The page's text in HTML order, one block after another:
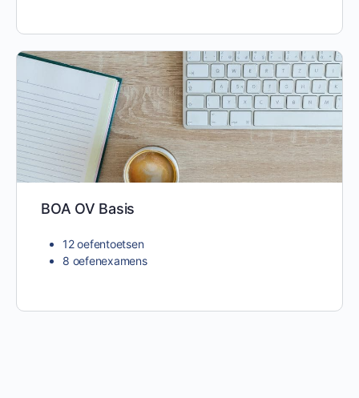
BOA OV Basis
12 oefentoetsen
8 oefenexamens